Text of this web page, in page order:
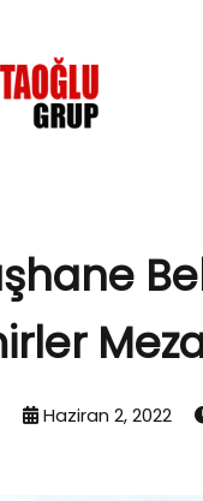
Haziran 2, 2022